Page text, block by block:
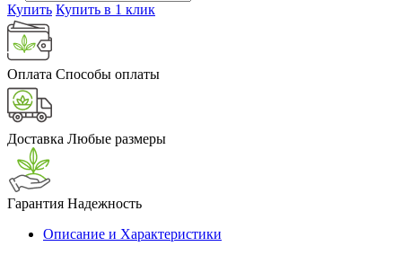
Купить Купить в 1 клик
Оплата Способы оплаты
Доставка Любые размеры
Гарантия Надежность
Описание и Характеристики